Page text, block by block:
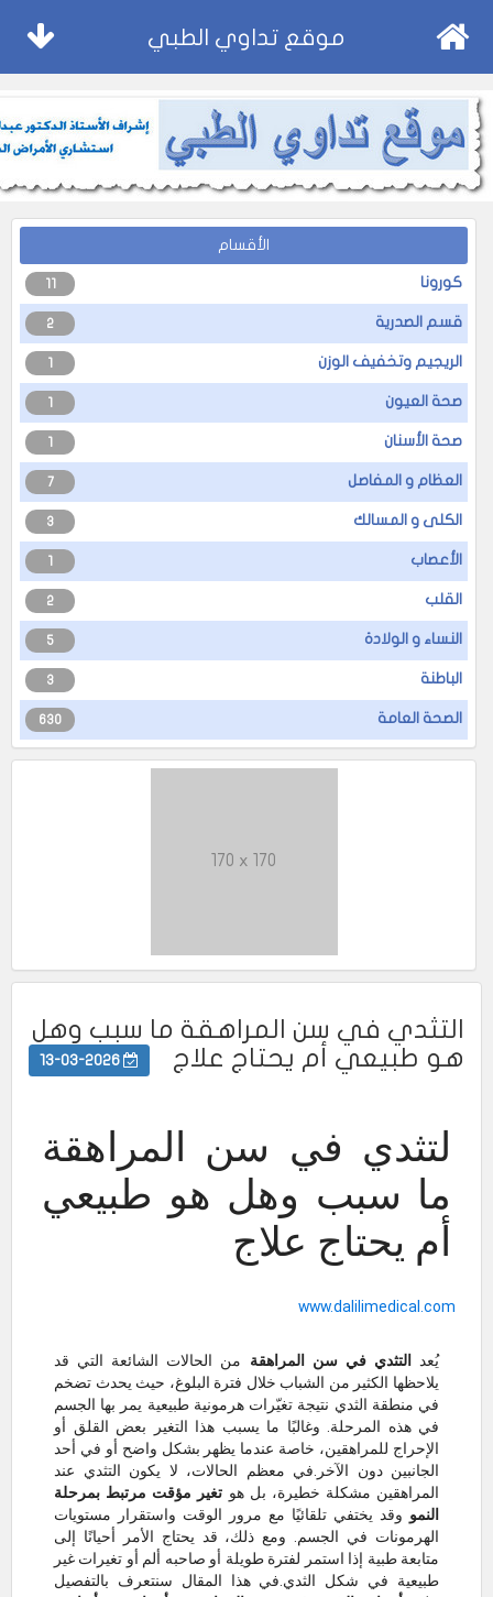
موقع تداوي الطبي
الأقسام
كورونا 11
قسم الصدرية 2
الريجيم وتخفيف الوزن 1
صحة العيون 1
صحة الأسنان 1
العظام و المفاصل 7
الكلى و المسالك 3
الأعصاب 1
القلب 2
النساء و الولادة 5
الباطنة 3
الصحة العامة 630
170 x 170
التثدي في سن المراهقة ما سبب وهل
هو طبيعي أم يحتاج علاج
لتثدي في سن المراهقة
ما سبب وهل هو طبيعي
أم يحتاج علاج
www.dalilimedical.com
يُعد التثدي في سن المراهقة من الحالات الشائعة التي قد
يلاحظها الكثير من الشباب خلال فترة البلوغ، حيث يحدث تضخم
في منطقة الثدي نتيجة تغيّرات هرمونية طبيعية يمر بها الجسم
في هذه المرحلة. وغالبًا ما يسبب هذا التغير بعض القلق أو
الإحراج للمراهقين، خاصة عندما يظهر بشكل واضح أو في أحد
الجانبين دون الآخر.في معظم الحالات، لا يكون التثدي عند
المراهقين مشكلة خطيرة، بل هو تغير مؤقت مرتبط بمرحلة
النمو وقد يختفي تلقائيًا مع مرور الوقت واستقرار مستويات
الهرمونات في الجسم. ومع ذلك، قد يحتاج الأمر أحيانًا إلى
متابعة طبية إذا استمر لفترة طويلة أو صاحبه ألم أو تغيرات غير
طبيعية في شكل الثدي.في هذا المقال سنتعرف بالتفصيل